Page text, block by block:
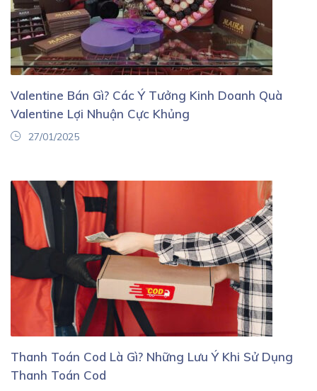
Valentine Bán Gì? Các Ý Tưởng Kinh Doanh Quà
Valentine Lợi Nhuận Cực Khủng
27/01/2025
Thanh Toán Cod Là Gì? Những Lưu Ý Khi Sử Dụng
Thanh Toán Cod